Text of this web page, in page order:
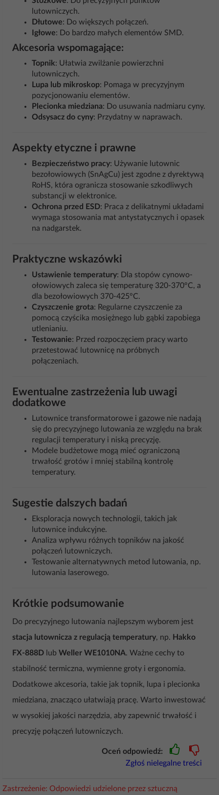
lutowniczych.
Dłutowe: Do większych połączeń.
Igłowe: Do bardzo małych elementów SMD.
Akcesoria wspomagające:
Topnik: Ułatwia zwilżanie powierzchni
lutowniczych.
Lupa lub mikroskop: Pomaga w precyzyjnym
pozycjonowaniu elementów.
Plecionka miedziana: Do usuwania nadmiaru cyny.
Odsysacz do cyny: Przydatny w naprawach.
Aspekty etyczne i prawne
Bezpieczeństwo pracy: Używanie lutownic
bezołowiowych (SnAgCu) jest zgodne z dyrektywą
RoHS, która ogranicza stosowanie szkodliwych
substancji w elektronice.
Ochrona przed ESD: Praca z delikatnymi układami
wymaga stosowania mat antystatycznych i opasek
na nadgarstek.
Praktyczne wskazówki
Ustawienie temperatury: Dla stopów cynowo-
ołowiowych zaleca się temperaturę 320-370°C, a
dla bezołowiowych 370-425°C.
Czyszczenie grota: Regularne czyszczenie za
pomocą czyścika mosiężnego lub gąbki zapobiega
utlenianiu.
Testowanie: Przed rozpoczęciem pracy warto
przetestować lutownicę na próbnych
połączeniach.
Ewentualne zastrzeżenia lub uwagi
dodatkowe
Lutownice transformatorowe i gazowe nie nadają
się do precyzyjnego lutowania ze względu na brak
regulacji temperatury i niską precyzję.
Modele budżetowe mogą mieć ograniczoną
trwałość grotów i mniej stabilną kontrolę
temperatury.
Sugestie dalszych badań
Eksploracja nowych technologii, takich jak
lutownice indukcyjne.
Analiza wpływu różnych topników na jakość
połączeń lutowniczych.
Testowanie alternatywnych metod lutowania, np.
lutowania laserowego.
Krótkie podsumowanie
Do precyzyjnego lutowania najlepszym wyborem jest
stacja lutownicza z regulacją temperatury, np. Hakko
FX-888D lub Weller WE1010NA. Ważne cechy to
stabilność termiczna, wymienne groty i ergonomia.
Dodatkowe akcesoria, takie jak topnik, lupa i plecionka
miedziana, znacząco ułatwiają pracę. Warto inwestować
w wysokiej jakości narzędzia, aby zapewnić trwałość i
precyzję połączeń lutowniczych.
Oceń odpowiedź:
Zgłoś nielegalne treści
Zastrzeżenie: Odpowiedzi udzielone przez sztuczną